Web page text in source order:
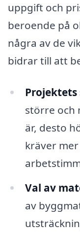
uppgift och
beroende på
några av de
bidrar till att
större och
är, desto
kräver
Val av
av